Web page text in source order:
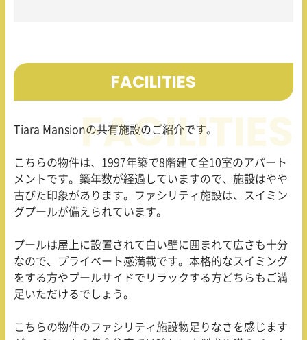
FACILITIES
Tiara Mansionの共有施設のご紹介です。
こちらの物件は、 1997年築で8 階建て全10室のアパート
メントです。築年数が経過していますので、施設はやや
古びた印象があります。ファシリティ施設は、スイミン
グプールが備えられています。
プールは屋上に設置されて白い壁に囲まれて広さも十分
なので、プライベート感満載です。本格的なスイミング
をする方やプールサイドでリラックする方どちらもご満
足いただけるでしょう。
こちらの物件のファシリティ施設物足りなさを感じます